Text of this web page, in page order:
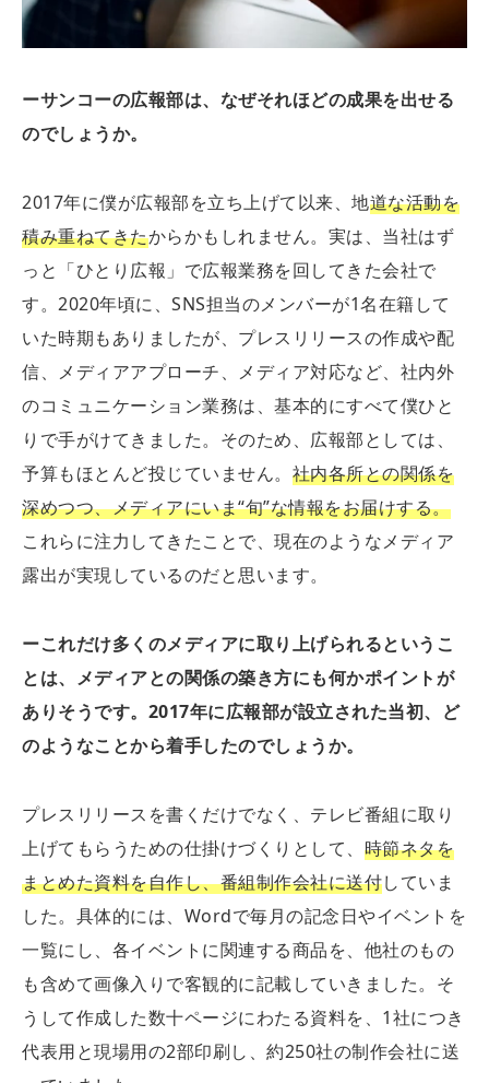
ーサンコーの広報部は、なぜそれほどの成果を出せる
のでしょうか。
2017年に僕が広報部を立ち上げて以来、地道な活動を
積み重ねてきたからかもしれません。実は、当社はず
っと「ひとり広報」で広報業務を回してきた会社で
す。2020年頃に、SNS担当のメンバーが1名在籍して
いた時期もありましたが、プレスリリースの作成や配
信、メディアアプローチ、メディア対応など、社内外
のコミュニケーション業務は、基本的にすべて僕ひと
りで手がけてきました。そのため、広報部としては、
予算もほとんど投じていません。 社内各所との関係を
深めつつ、メディアにいま“旬”な情報をお届けする。
これらに注力してきたことで、現在のようなメディア
露出が実現しているのだと思います。
ーこれだけ多くのメディアに取り上げられるというこ
とは、メディアとの関係の築き方にも何かポイントが
ありそうです。 2017年に広報部が設立された当初、ど
のようなことから着手したのでしょうか。
プレスリリースを書くだけでなく、テレビ番組に取り
上げてもらうための仕掛けづくりとして、 時節ネタを
まとめた資料を自作し、番組制作会社に送付していま
した。具体的には、Wordで毎月の記念日やイベントを
一覧にし、各イベントに関連する商品を、他社のもの
も含めて画像入りで客観的に記載していきました。そ
うして作成した数十ページにわたる資料を、1社につき
代表用と現場用の2部印刷し、約250社の制作会社に送